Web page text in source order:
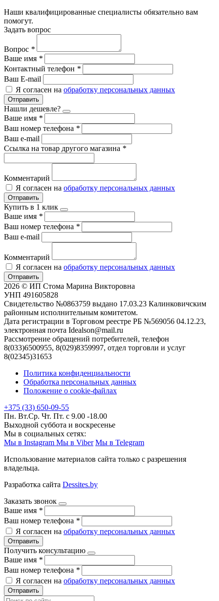
Наши квалифицированные специалисты обязательно вам
помогут.
Задать вопрос
Вопрос *
Ваше имя *
Контактный телефон *
Ваш E-mail
Я согласен на обработку персональных данных
Отправить
Нашли дешевле?
Ваше имя *
Ваш номер телефона *
Ваш e-mail
Ссылка на товар другого магазина *
Комментарий
Я согласен на обработку персональных данных
Отправить
Купить в 1 клик
Ваше имя *
Ваш номер телефона *
Ваш e-mail
Комментарий
Я согласен на обработку персональных данных
Отправить
2026 © ИП Стома Марина Викторовна
УНП 491605828
Свидетельство №0863759 выдано 17.03.23 Калинковичским
районным исполнительным комитетом.
Дата регистрации в Торговом реестре РБ №569056 04.12.23,
электронная почта Idealson@mail.ru
Рассмотрение обращений потребителей, телефон
8(033)6500955, 8(029)8359997, отдел торговли и услуг
8(02345)31653
Политика конфиденциальности
Обработка персональных данных
Положение о cookie-файлах
+375 (33) 650-09-55
Пн. Вт.Ср. Чт. Пт. с 9.00 -18.00
Выходной суббота и воскресенье
Мы в социальных сетях:
Мы в Instagram Мы в Viber Мы в Telegram
Использование материалов сайта только с разрешения
владельца.
Разработка сайта Dessites.by
Заказать звонок
Ваше имя *
Ваш номер телефона *
Я согласен на обработку персональных данных
Отправить
Получить консультацию
Ваше имя *
Ваш номер телефона *
Я согласен на обработку персональных данных
Отправить